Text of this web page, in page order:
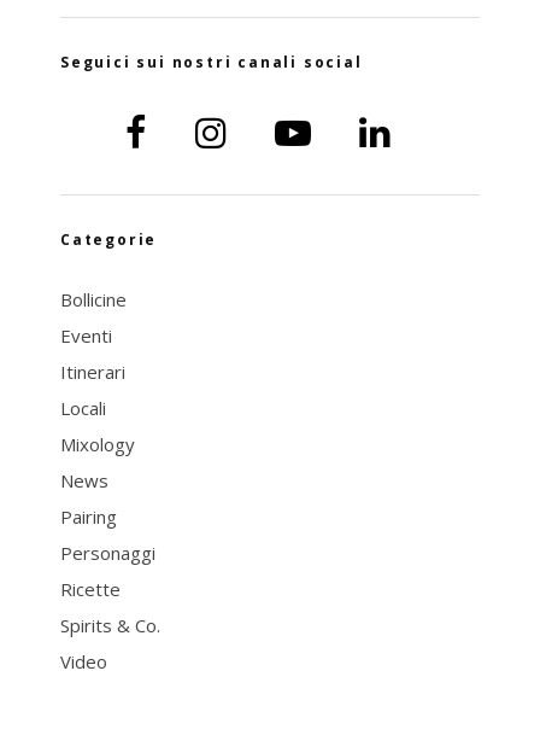
Seguici sui nostri canali social
Categorie
Bollicine
Eventi
Itinerari
Locali
Mixology
News
Pairing
Personaggi
Ricette
Spirits & Co.
Video